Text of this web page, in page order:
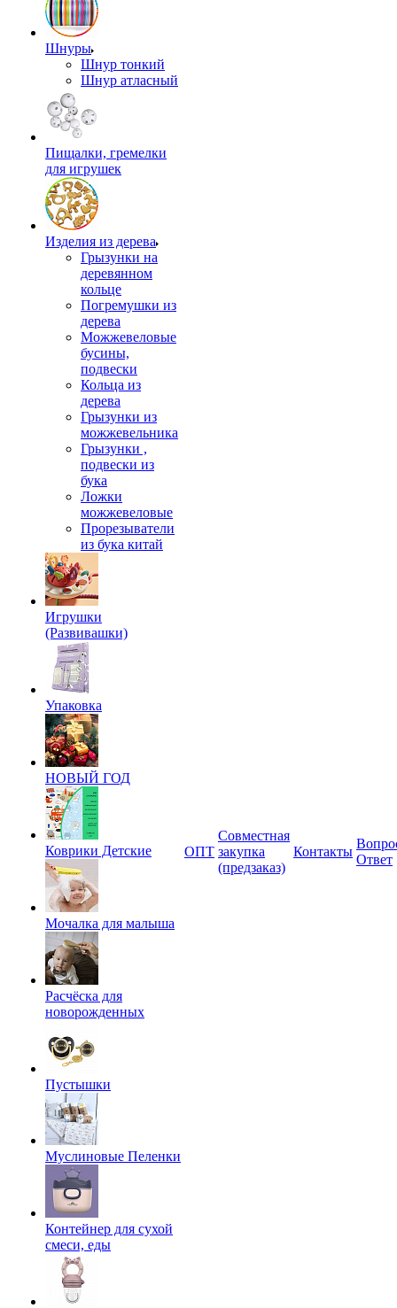
Шнуры
Шнур тонкий
Шнур атласный
Пищалки, гремелки
для игрушек
Изделия из дерева
Грызунки на
деревянном
кольце
Погремушки из
дерева
Можжевеловые
бусины,
подвески
Кольца из
дерева
Грызунки из
можжевельника
Грызунки ,
подвески из
бука
Ложки
можжевеловые
Прорезыватели
из бука китай
Игрушки
(Развивашки)
Упаковка
НОВЫЙ ГОД
Коврики Детские
Мочалка для малыша
Расчёска для
новорожденных
Пустышки
Муслиновые Пеленки
Контейнер для сухой
смеси, еды
ОПТ
Совместная
закупка
(предзаказ)
Контакты
Ответ